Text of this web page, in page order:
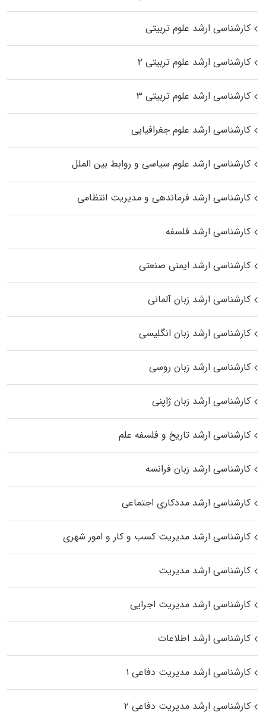
کارشناسی ارشد علوم تربیتی
کارشناسی ارشد علوم تربیتی ۲
کارشناسی ارشد علوم تربیتی ۳
کارشناسی ارشد علوم جغرافیایی
کارشناسی ارشد علوم سیاسی و روابط بین الملل
کارشناسی ارشد فرماندهی و مدیریت انتظامی
کارشناسی ارشد فلسفه
کارشناسی ارشد ایمنی صنعتی
کارشناسی ارشد زبان آلمانی
کارشناسی ارشد زبان انگلیسی
کارشناسی ارشد زبان روسی
کارشناسی ارشد زبان ژاپنی
کارشناسی ارشد تاریخ و فلسفه علم
کارشناسی ارشد زبان فرانسه
کارشناسی ارشد مددکاری اجتماعی
کارشناسی ارشد مدیریت کسب و کار و امور شهری
کارشناسی ارشد مدیریت
کارشناسی ارشد مدیریت اجرایی
کارشناسی ارشد اطلاعات
کارشناسی ارشد مدیریت دفاعی ۱
کارشناسی ارشد مدیریت دفاعی ۲